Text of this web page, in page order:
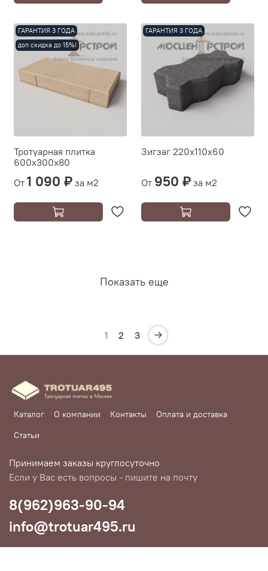
ГАРАНТИЯ 3 ГОДА
доп скидка до 15%!
Тротуарная плитка
600х300х80
От 1 090 ₽ за м2
ГАРАНТИЯ 3 ГОДА
Зигзаг 220х110х60
От 950 ₽ за м2
Показать еще
1 2 3
Каталог О компании Контакты
Оплата и доставка
Статьи
Принимаем заказы круглосуточно
Если у Вас есть вопросы - пишите на почту
8(962)963-90-94
info@trotuar495.ru